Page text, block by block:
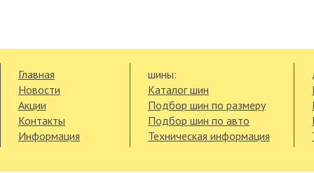
Главная
Новости
Акции
Контакты
Информация
шины:
Каталог шин
Подбор шин по размеру
Подбор шин по авто
Техническая информация